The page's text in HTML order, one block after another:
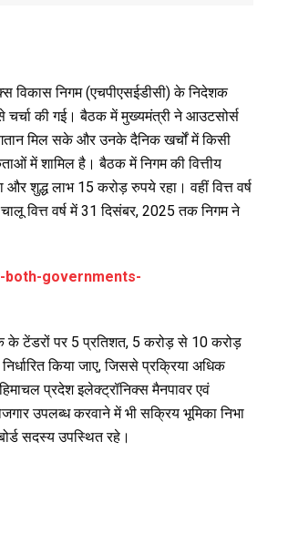
विकास निगम (एचपीएसईडीसी) के निदेशक
चर्चा की गई। बैठक में मुख्यमंत्री ने आउटसोर्स
मिल सके और उनके दैनिक खर्चों में किसी
में शामिल है। बैठक में निगम की वित्तीय
शुद्ध लाभ 15 करोड़ रुपये रहा। वहीं वित्त वर्ष
वित्त वर्ष में 31 दिसंबर, 2025 तक निगम ने
both-governments-
के टेंडरों पर 5 प्रतिशत, 5 करोड़ से 10 करोड़
किया जाए, जिससे प्रक्रिया अधिक
प्रदेश इलेक्ट्रॉनिक्स मैनपावर एवं
उपलब्ध करवाने में भी सक्रिय भूमिका निभा
सदस्य उपस्थित रहे।